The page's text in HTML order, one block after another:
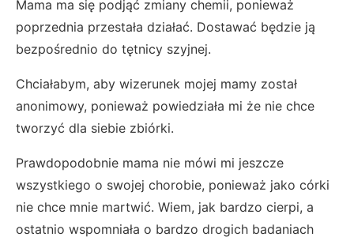
Mama ma się podjąć zmiany chemii, ponieważ
poprzednia przestała działać. Dostawać będzie ją
bezpośrednio do tętnicy szyjnej.
Chciałabym, aby wizerunek mojej mamy został
anonimowy, ponieważ powiedziała mi że nie chce
tworzyć dla siebie zbiórki.
Prawdopodobnie mama nie mówi mi jeszcze
wszystkiego o swojej chorobie, ponieważ jako córki
nie chce mnie martwić. Wiem, jak bardzo cierpi, a
ostatnio wspomniała o bardzo drogich badaniach